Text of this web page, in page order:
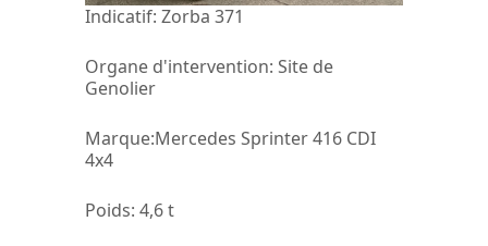
Indicatif: Zorba 371
Organe d'intervention: Site de
Genolier
Marque:Mercedes Sprinter 416 CDI
4x4
Poids: 4,6 t